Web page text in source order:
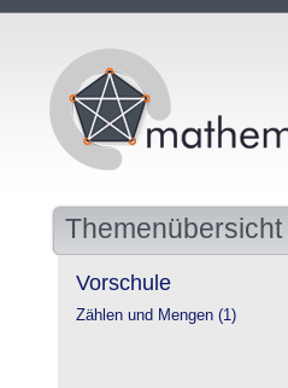
Vorschule
Zählen und Mengen (1)